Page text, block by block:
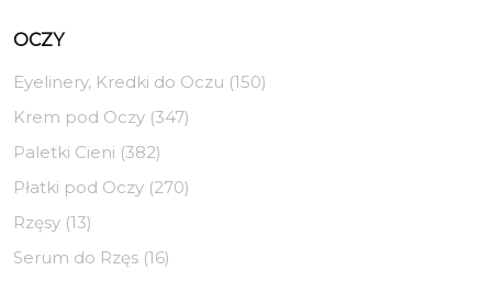
OCZY
Eyelinery, Kredki do Oczu (150)
Krem pod Oczy (347)
Paletki Cieni (382)
Płatki pod Oczy (270)
Rzęsy (13)
Serum do Rzęs (16)